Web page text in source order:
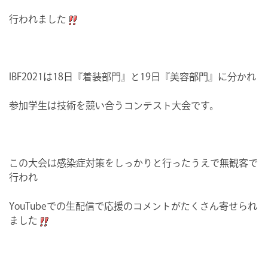
行われました
IBF2021は18日『着装部門』と19日『美容部門』に分かれ
参加学生は技術を競い合うコンテスト大会です。
この大会は感染症対策をしっかりと行ったうえで無観客で
行われ
YouTubeでの生配信で応援のコメントがたくさん寄せられ
ました